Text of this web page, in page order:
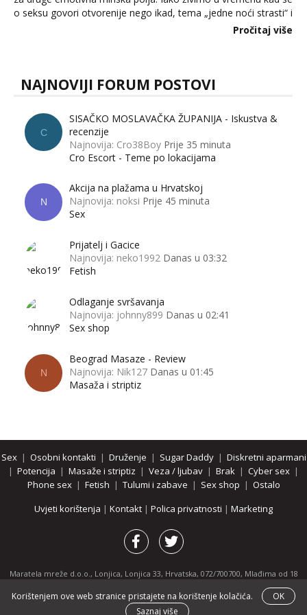
o seksu govori otvorenije nego ikad, tema „jedne noći strasti“ i
dalje izaziva burne rasprave. Što zapravo misle žene, a što
Pročitaj više
NAJNOVIJI FORUM POSTOVI
C
SISAČKO MOSLAVAČKA ŽUPANIJA - Iskustva &
recenzije
Najnovija: Cro38Boy Prije 35 minuta
Cro Escort - Teme po lokacijama
N
Akcija na plažama u Hrvatskoj
Najnovija: noksi Prije 45 minuta
Sex
Prijatelj i Gacice
Najnovija: neko1992 Danas u 03:32
Fetish
Odlaganje svršavanja
Najnovija: johnny899 Danas u 02:41
Sex shop
N
Beograd Masaze - Review
Najnovija: Nik127 Danas u 01:45
Masaža i striptiz
Sex| Osobni kontakti | Druženje | Sugar Daddy| Diskretni aparmani
| Potencija | Masaže i striptiz | Veza / ljubav | Brak | Cyber sex |
Phone sex| Fetish | Tulumi i zabave | Sex shop | Ostalo
Uvjeti korištenja | Kontakt | Polica privatnosti | Marketing
Maratela mreže d.o.o., Lonjica, Lonjica 33, Hrvatska, 072/700700, Mlađima od 18
Partnerski portali:osobnikontakti.com|hotline.hr|ThePornDude.com
Korištenjem ove web stranice pristajete na korištenje kolačića.
OK
Saznaj više